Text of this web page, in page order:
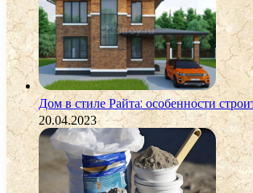
Дом в стиле Райта: особенности
20.04.2023